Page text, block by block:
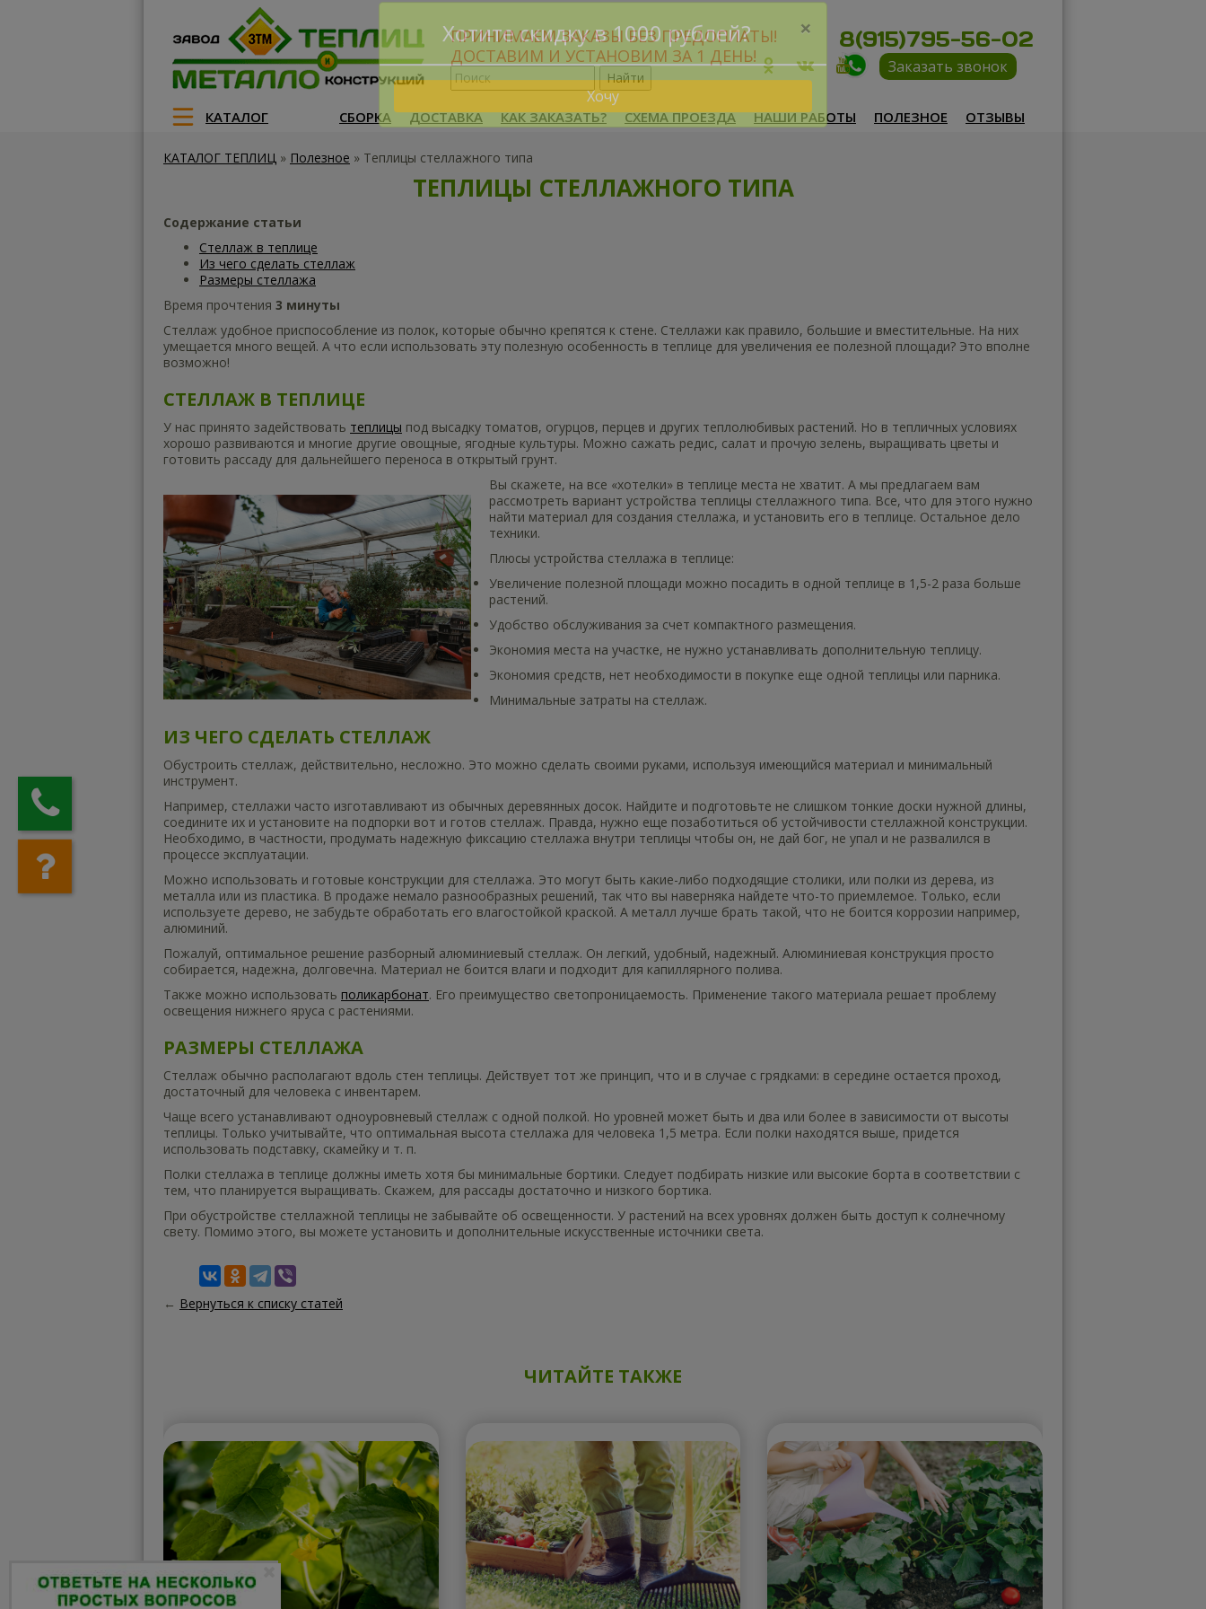
ПРИНИМАЕМ ЗАКАЗЫ БЕЗ ПРЕДОПЛАТЫ!
ДОСТАВИМ И УСТАНОВИМ ЗА 1 ДЕНЬ!
8(915)795-56-02
Заказать звонок
КАТАЛОГ СБОРКА ДОСТАВКА КАК ЗАКАЗАТЬ? СХЕМА ПРОЕЗДА НАШИ РАБОТЫ ПОЛЕЗНОЕ ОТЗЫВЫ
КАТАЛОГ ТЕПЛИЦ » Полезное » Теплицы стеллажного типа
ТЕПЛИЦЫ СТЕЛЛАЖНОГО ТИПА
Содержание статьи
Стеллаж в теплице
Из чего сделать стеллаж
Размеры стеллажа
Время прочтения 3 минуты
Стеллаж удобное приспособление из полок, которые обычно крепятся к стене. Стеллажи как правило, большие и вместительные. На них
умещается много вещей. А что если использовать эту полезную особенность в теплице для увеличения ее полезной площади? Это вполне
возможно!
СТЕЛЛАЖ В ТЕПЛИЦЕ
У нас принято задействовать теплицы под высадку томатов, огурцов, перцев и других теплолюбивых растений. Но в тепличных условиях
хорошо развиваются и многие другие овощные, ягодные культуры. Можно сажать редис, салат и прочую зелень, выращивать цветы и
готовить рассаду для дальнейшего переноса в открытый грунт.
Вы скажете, на все «хотелки» в теплице места не хватит. А мы предлагаем вам
рассмотреть вариант устройства теплицы стеллажного типа. Все, что для этого нужно
найти материал для создания стеллажа, и установить его в теплице. Остальное дело
техники.
Плюсы устройства стеллажа в теплице:
Увеличение полезной площади можно посадить в одной теплице в 1,5-2 раза больше
растений.
Удобство обслуживания за счет компактного размещения.
Экономия места на участке, не нужно устанавливать дополнительную теплицу.
Экономия средств, нет необходимости в покупке еще одной теплицы или парника.
Минимальные затраты на стеллаж.
ИЗ ЧЕГО СДЕЛАТЬ СТЕЛЛАЖ
Обустроить стеллаж, действительно, несложно. Это можно сделать своими руками, используя имеющийся материал и минимальный
инструмент.
Например, стеллажи часто изготавливают из обычных деревянных досок. Найдите и подготовьте не слишком тонкие доски нужной длины,
соедините их и установите на подпорки вот и готов стеллаж. Правда, нужно еще позаботиться об устойчивости стеллажной конструкции.
Необходимо, в частности, продумать надежную фиксацию стеллажа внутри теплицы чтобы он, не дай бог, не упал и не развалился в
процессе эксплуатации.
Можно использовать и готовые конструкции для стеллажа. Это могут быть какие-либо подходящие столики, или полки из дерева, из
металла или из пластика. В продаже немало разнообразных решений, так что вы наверняка найдете что-то приемлемое. Только, если
используете дерево, не забудьте обработать его влагостойкой краской. А металл лучше брать такой, что не боится коррозии например,
алюминий.
Пожалуй, оптимальное решение разборный алюминиевый стеллаж. Он легкий, удобный, надежный. Алюминиевая конструкция просто
собирается, надежна, долговечна. Материал не боится влаги и подходит для капиллярного полива.
Также можно использовать поликарбонат. Его преимущество светопроницаемость. Применение такого материала решает проблему
освещения нижнего яруса с растениями.
РАЗМЕРЫ СТЕЛЛАЖА
Стеллаж обычно располагают вдоль стен теплицы. Действует тот же принцип, что и в случае с грядками: в середине остается проход,
достаточный для человека с инвентарем.
Чаще всего устанавливают одноуровневый стеллаж с одной полкой. Но уровней может быть и два или более в зависимости от высоты
теплицы. Только учитывайте, что оптимальная высота стеллажа для человека 1,5 метра. Если полки находятся выше, придется
использовать подставку, скамейку и т. п.
Полки стеллажа в теплице должны иметь хотя бы минимальные бортики. Следует подбирать низкие или высокие борта в соответствии с
тем, что планируется выращивать. Скажем, для рассады достаточно и низкого бортика.
При обустройстве стеллажной теплицы не забывайте об освещенности. У растений на всех уровнях должен быть доступ к солнечному
свету. Помимо этого, вы можете установить и дополнительные искусственные источники света.
← Вернуться к списку статей
ЧИТАЙТЕ ТАКЖЕ
Хотите скидку в 1000 рублей?
Хочу